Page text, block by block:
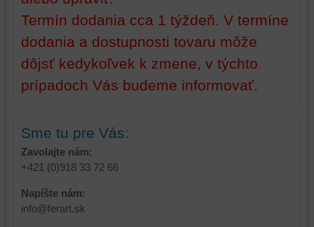
Termín dodania cca 1 týždeň. V termíne
dodania a dostupnosti tovaru môže
dôjsť kedykoľvek k zmene, v týchto
prípadoch Vás budeme informovať.
Sme tu pre Vás:
Zavolajte nám:
+421 (0)918 33 72 66
Napíšte nám:
info@ferart.sk
bez
toho,
aby
mali
používateľský
bez
prihlásenia,
používať
skripty
a/alebo
zdroje